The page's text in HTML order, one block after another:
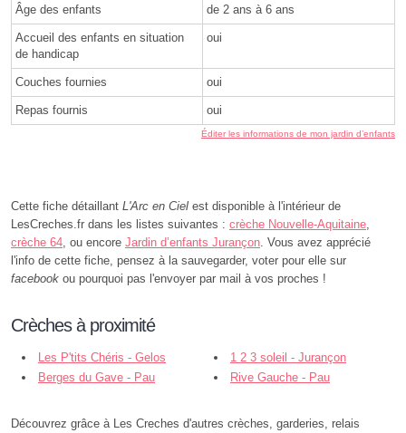
Âge des enfants de 2 ans à 6 ans
Accueil des enfants en situation
de handicap
oui
Couches fournies oui
Repas fournis oui
Éditer les informations de mon jardin d’enfants
Cette fiche détaillant L'Arc en Ciel est disponible à l'intérieur de
LesCreches.fr dans les listes suivantes : crèche Nouvelle-Aquitaine,
crèche 64, ou encore Jardin d’enfants Jurançon. Vous avez apprécié
l'info de cette fiche, pensez à la sauvegarder, voter pour elle sur
facebook ou pourquoi pas l'envoyer par mail à vos proches !
Crèches à proximité
Les P'tits Chéris - Gelos
1 2 3 soleil - Jurançon
Berges du Gave - Pau
Rive Gauche - Pau
Découvrez grâce à Les Creches d'autres crèches, garderies, relais